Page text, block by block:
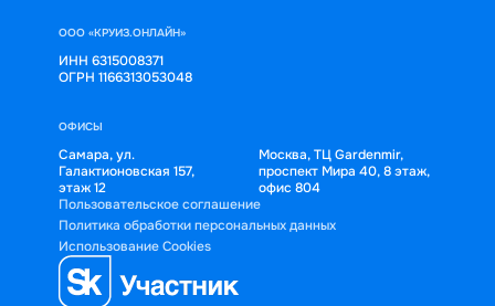
ООО «КРУИЗ.ОНЛАЙН»
ИНН 6315008371
ОГРН 1166313053048
ОФИСЫ
Самара, ул.
Галактионовская 157,
этаж 12
Москва, ТЦ Gardenmir,
проспект Мира 40, 8 этаж,
офис 804
Пользовательское соглашение
Политика обработки персональных данных
Использование Cookies